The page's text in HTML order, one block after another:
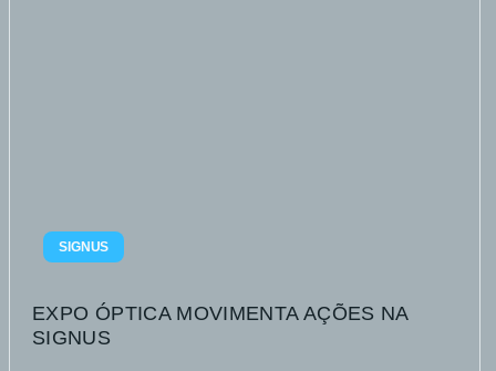
SIGNUS
EXPO ÓPTICA MOVIMENTA AÇÕES NA
SIGNUS